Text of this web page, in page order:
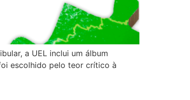
a UEL inclui um álbum
escolhido pelo teor crítico à